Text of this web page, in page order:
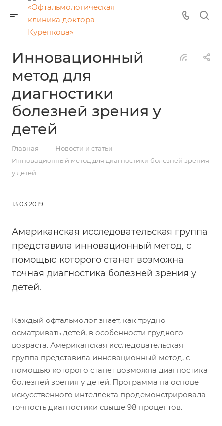
Инновационный
метод для
диагностики
болезней зрения у
детей
Главная — Новости и статьи —
Инновационный метод для диагностики болезней зрения
у детей
13.03.2019
Американская исследовательская группа
представила инновационный метод, с
помощью которого станет возможна
точная диагностика болезней зрения у
детей.
Каждый офтальмолог знает, как трудно
осматривать детей, в особенности грудного
возраста. Американская исследовательская
группа представила инновационный метод, с
помощью которого станет возможна диагностика
болезней зрения у детей. Программа на основе
искусственного интеллекта продемонстрировала
точность диагностики свыше 98 процентов.